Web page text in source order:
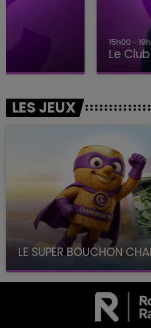
Le Club Champagne FM
LES JEUX
LE SUPER BOUCHON
avec La Famille